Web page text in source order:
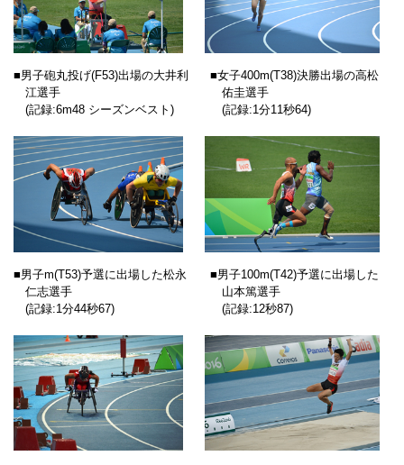
■男子砲丸投げ(F53)出場の大井利
江選手
(記録:6m48 シーズンベスト)
■女子400m(T38)決勝出場の高松
佑圭選手
(記録:1分11秒64)
■男子m(T53)予選に出場した松永
仁志選手
(記録:1分44秒67)
■男子100m(T42)予選に出場した
山本篤選手
(記録:12秒87)